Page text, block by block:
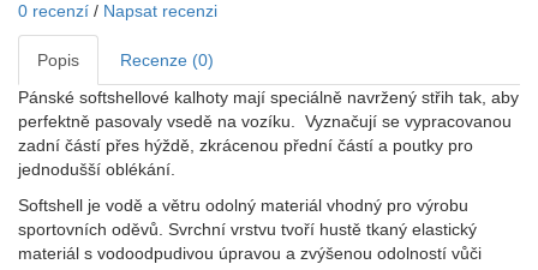
0 recenzí / Napsat recenzi
Popis
Recenze (0)
Pánské softshellové kalhoty mají speciálně navržený střih tak, aby
perfektně pasovaly vsedě na vozíku. Vyznačují se vypracovanou
zadní částí přes hýždě, zkrácenou přední částí a poutky pro
jednodušší oblékání.
Softshell je vodě a větru odolný materiál vhodný pro výrobu
sportovních oděvů. Svrchní vrstvu tvoří hustě tkaný elastický
materiál s vodoodpudivou úpravou a zvýšenou odolností vůči